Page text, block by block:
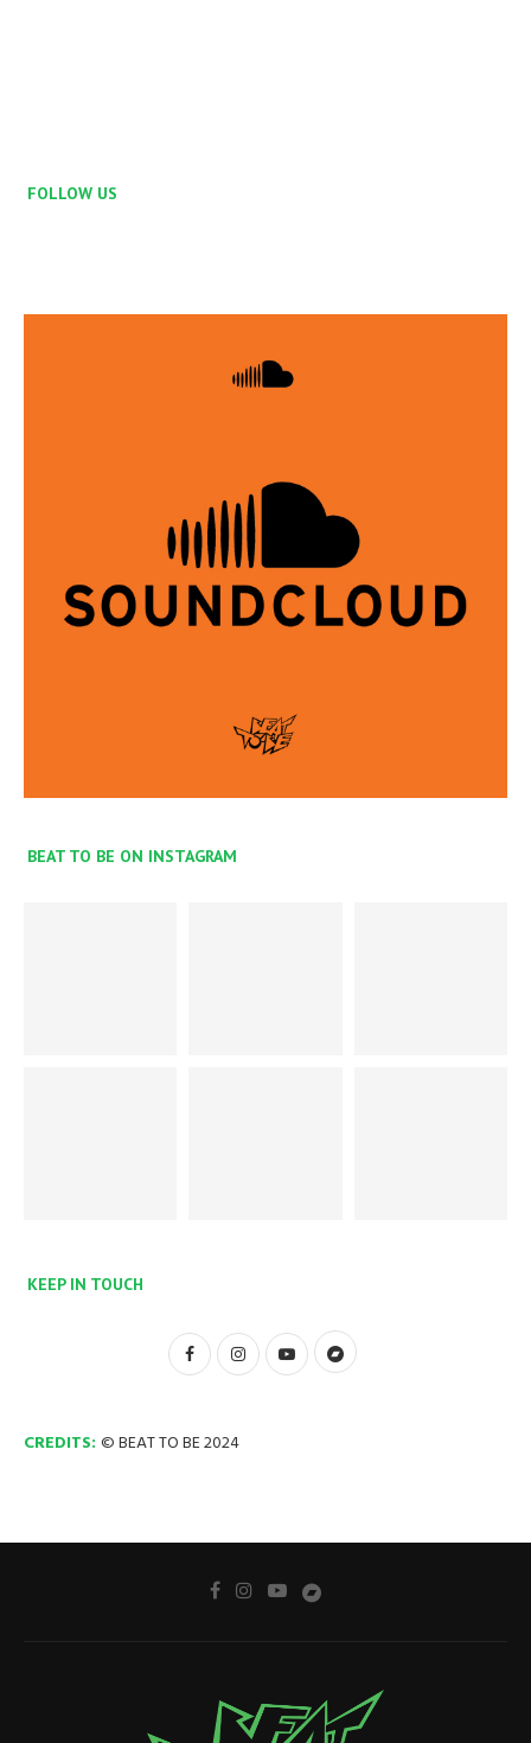
FOLLOW US
BEAT TO BE ON INSTAGRAM
KEEP IN TOUCH
CREDITS: © BEAT TO BE 2024